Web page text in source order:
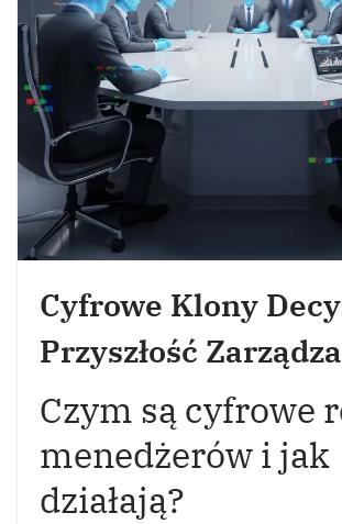
Cyfrowe Klony
Przyszłość
Czym są cyfrowe
menedżerów i jak
działają?